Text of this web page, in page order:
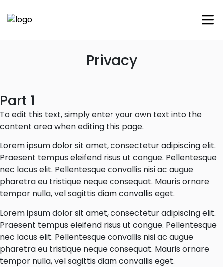
Privacy
Part 1
To edit this text, simply enter your own text into the
content area when editing this page.
Lorem ipsum dolor sit amet, consectetur adipiscing elit.
Praesent tempus eleifend risus ut congue. Pellentesque
nec lacus elit. Pellentesque convallis nisi ac augue
pharetra eu tristique neque consequat. Mauris ornare
tempor nulla, vel sagittis diam convallis eget.
Lorem ipsum dolor sit amet, consectetur adipiscing elit.
Praesent tempus eleifend risus ut congue. Pellentesque
nec lacus elit. Pellentesque convallis nisi ac augue
pharetra eu tristique neque consequat. Mauris ornare
tempor nulla, vel sagittis diam convallis eget.